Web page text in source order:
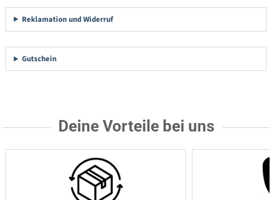
Reklamation und Widerruf
Gutschein
Deine Vorteile bei uns